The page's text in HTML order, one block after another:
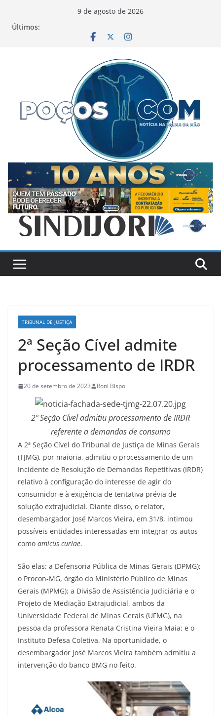
9 de agosto de 2026
Últimos:
TRIBUNAL DE JUSTIÇA
2ª Seção Cível admite
processamento de IRDR
20 de setembro de 2023 Roni Bispo
2ª Seção Cível admitiu processamento de IRDR
referente a demandas de consumo
A 2ª Seção Cível do Tribunal de Justiça de Minas Gerais
(TJMG), por maioria, admitiu o processamento de um
Incidente de Resolução de Demandas Repetitivas (IRDR)
relativo à configuração do interesse de agir do
consumidor e à exigência de tentativa prévia de
solução extrajudicial. Diante disso, o relator,
desembargador José Marcos Vieira, em 31/8, intimou
possíveis entidades interessadas em integrar os autos
como amicus curiae.
São elas: a Defensoria Pública de Minas Gerais (DPMG);
o Procon-MG, órgão do Ministério Público de Minas
Gerais (MPMG); a Divisão de Assistência Judiciária e o
Projeto de Mediação Extrajudicial, ambos da
Universidade Federal de Minas Gerais (UFMG), na
pessoa da professora Renata Cristina Vieira Maia; e o
Instituto Defesa Coletiva. Na oportunidade, o
desembargador José Marcos Vieira também admitiu a
intervenção do banco BMG no feito.